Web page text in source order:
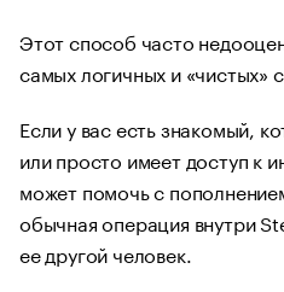
Этот способ часто
самых логичных и «чистых»
Если у вас есть знакомый,
или просто имеет доступ к
может помочь с
обычная операция внутри
ее другой человек.